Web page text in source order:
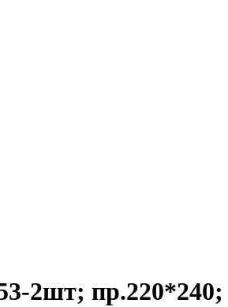
2шт;